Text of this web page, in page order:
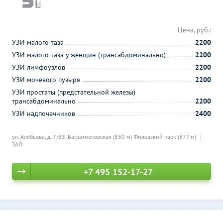
ул. Алябьева, д. 7/33, Багратионовская (830 м) Филевский парк (377 м)
ЗАО
Цена, руб.:
УЗИ малого таза
2200
УЗИ малого таза у женщин (трансабдоминально)
2200
УЗИ лимфоузлов
2200
УЗИ мочевого пузыря
2200
УЗИ простаты (предстательной железы)
трансабдоминально
2200
УЗИ надпочечников
2400
+7 495 152-17-27